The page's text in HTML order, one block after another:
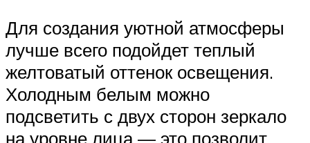
Для создания уютной атмосферы
лучше всего подойдет теплый
желтоватый оттенок освещения.
Холодным белым можно
подсветить с двух сторон зеркало
на уровне лица — это позволит